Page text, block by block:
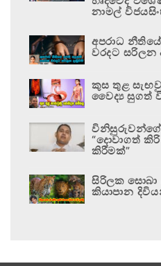
නාමල්
අපරාධ
වරදට සරිලන
කුස තුළ
වෛද්‍ය සුගත්
විනිසුරුවන්ගේ
“දොවාගත්
කිරීමක්”
සිරිලක සොබා
කියාපාන